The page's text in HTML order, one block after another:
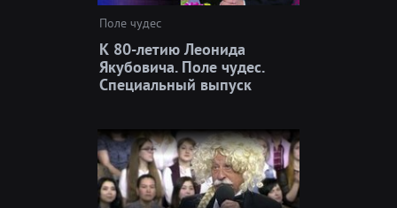
Поле чудес
К 80-летию Леонида
Якубовича. Поле чудес.
Специальный выпуск